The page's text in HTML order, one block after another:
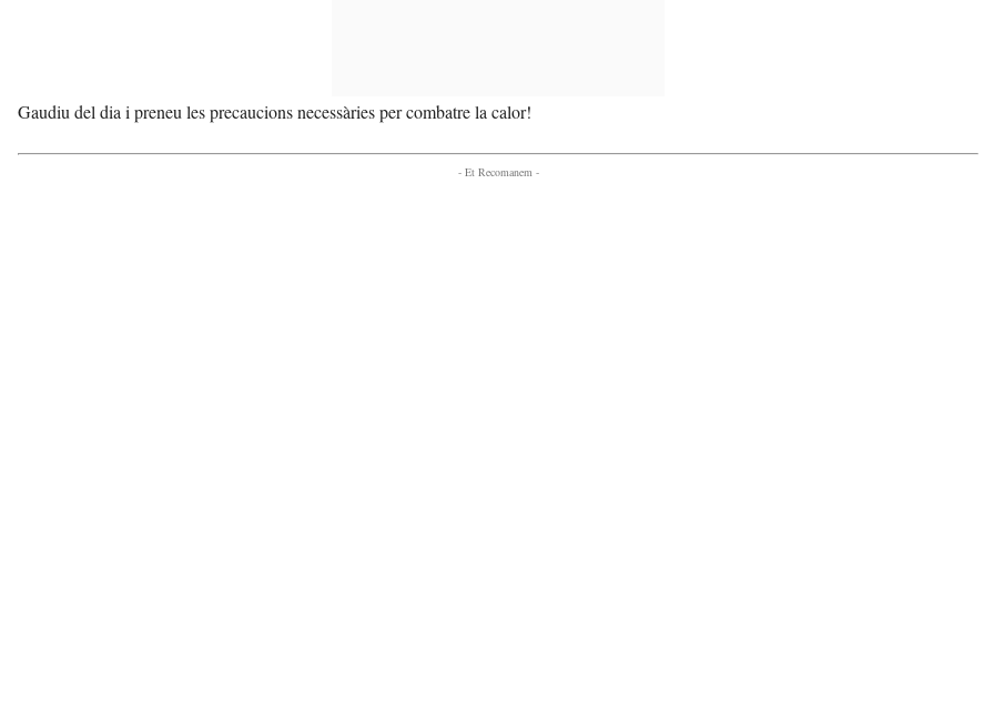
Gaudiu del dia i preneu les precaucions necessàries per combatre la calor!
- Et Recomanem -